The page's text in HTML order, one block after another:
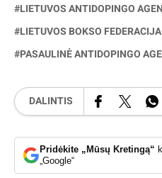
LIETUVOS ANTIDOPINGO
LIETUVOS BOKSO FEDERACIJA
PASAULINĖ ANTIDOPINGO
DALINTIS
Pridėkite „Mūsų Kretingą“
„Google“